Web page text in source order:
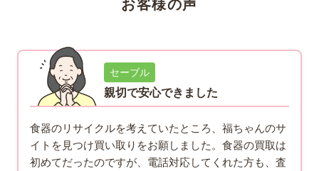
お客様の声
セーブル
親切で安心できました
食器のリサイクルを考えていたところ、福ちゃんのサ
イトを見つけ買い取りをお願しました。食器の買取は
初めてだったのですが、電話対応してくれた方も、査